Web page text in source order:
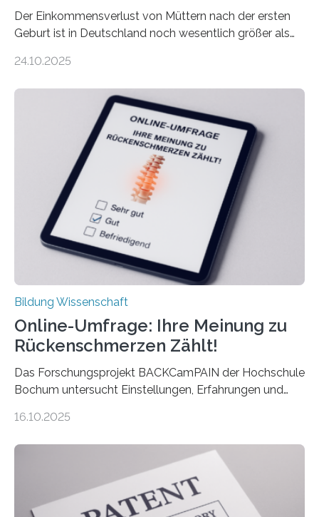
Der Einkommensverlust von Müttern nach der ersten
Geburt ist in Deutschland noch wesentlich größer als
nach der Geburt durchschnittlich fast 30.000 Euro
langfristigen Auswirkungen auf Karriere und die spätere
Rente. Bisherige Schätzungen lagen bei rund 20.000
Euro und damit etwa 30 Prozent zu niedrig. Zu diesem
Ergebnis kommt eine neue Studie des ZEW Mannheim
mit der Universität Tilburg. „Werden Frauen unter 30
Jahren erstmals…
24.10.2025
Bildung Wissenschaft
Online-Umfrage: Ihre Meinung zu
Rückenschmerzen Zählt!
Das Forschungsprojekt BACKCamPAIN der Hochschule
Bochum untersucht Einstellungen, Erfahrungen und
gehören zu den häufigsten gesundheitlichen
Rückenschmerzen denken und welche Erfahrungen sie
damit gemacht haben, kann entscheidend
beeinflussen, wie Schmerzen verlaufen und welche
Therapien wirken. Diese individuellen Überzeugungen
16.10.2025